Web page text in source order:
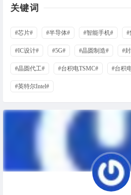
关键词
#芯片# #半导体# #智能手机# #
#IC设计# #5G# #晶圆制造# #
#晶圆代工# #台积电TSMC# #台积
#英特尔Intel#